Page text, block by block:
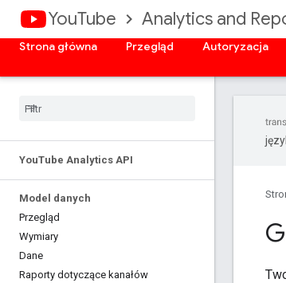
YouTube Analytics and
Strona główna
Przegląd Autoryzacja
YouTube Analytics API
Model danych
Przegląd
Wymiary
Dane
Raporty dotyczące kanałów